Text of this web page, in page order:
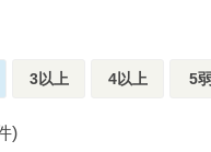
3以上 4以上 5
)